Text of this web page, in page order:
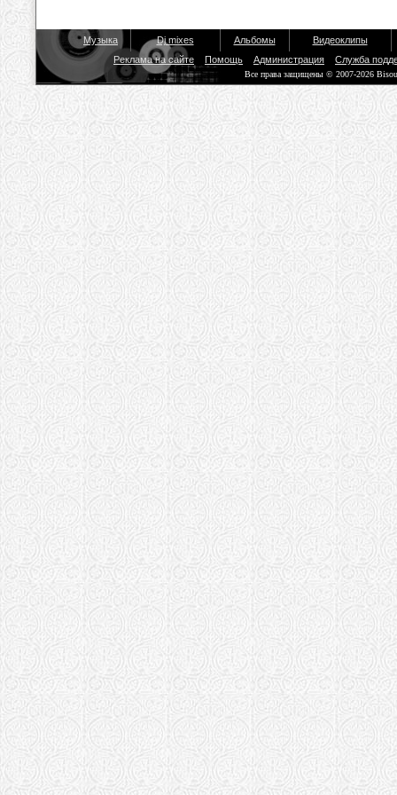
Музыка Dj mixes Альбомы
Видеоклипы
Реклама на сайте
Помощь Администрация Служба
Все права защищены © 2007-2026